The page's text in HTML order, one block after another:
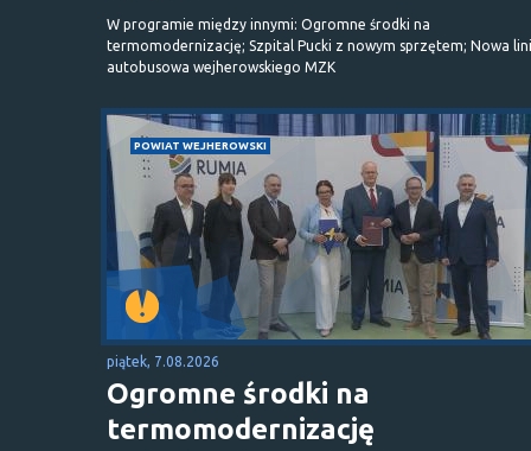
W programie między innymi: Ogromne środki na
termomodernizację; Szpital Pucki z nowym sprzętem; Nowa
autobusowa wejherowskiego MZK
POWIAT WEJHEROWSKI
piątek, 7.08.2026
Ogromne środki na
termomodernizację